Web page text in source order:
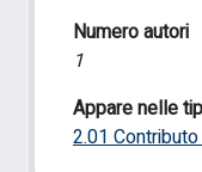
Numero autori
1
Appare nelle
2.01